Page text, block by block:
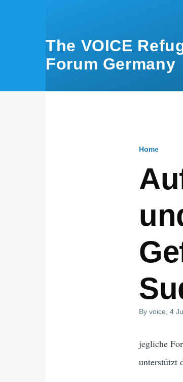
The VOICE
Forum Germany
Home
Byvoice , 4
jegliche
unterstützt